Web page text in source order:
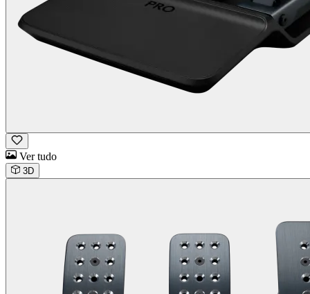
Ver tudo
3D